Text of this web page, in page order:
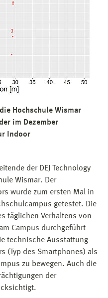
Hochschule Wismar
im Dezember
Indoor
der DEJ Technology
Wismar. Der
wurde zum ersten Mal in
getestet. Die
täglichen Verhaltens von
Campus durchgeführt
technische Ausstattung
(Typ des Smartphones) als
zu bewegen. Auch die
der